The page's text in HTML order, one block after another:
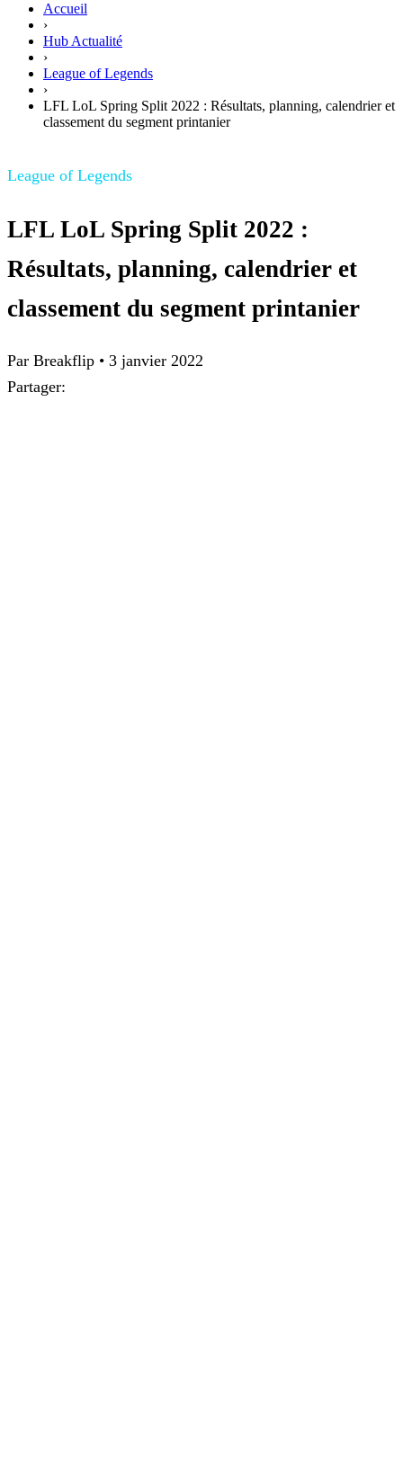
Accueil
›
Hub Actualité
›
League of Legends
›
LFL LoL Spring Split 2022 : Résultats, planning, calendrier et
classement du segment printanier
League of Legends
LFL LoL Spring Split 2022 :
Résultats, planning, calendrier et
classement du segment printanier
Par Breakflip • 3 janvier 2022
Partager: